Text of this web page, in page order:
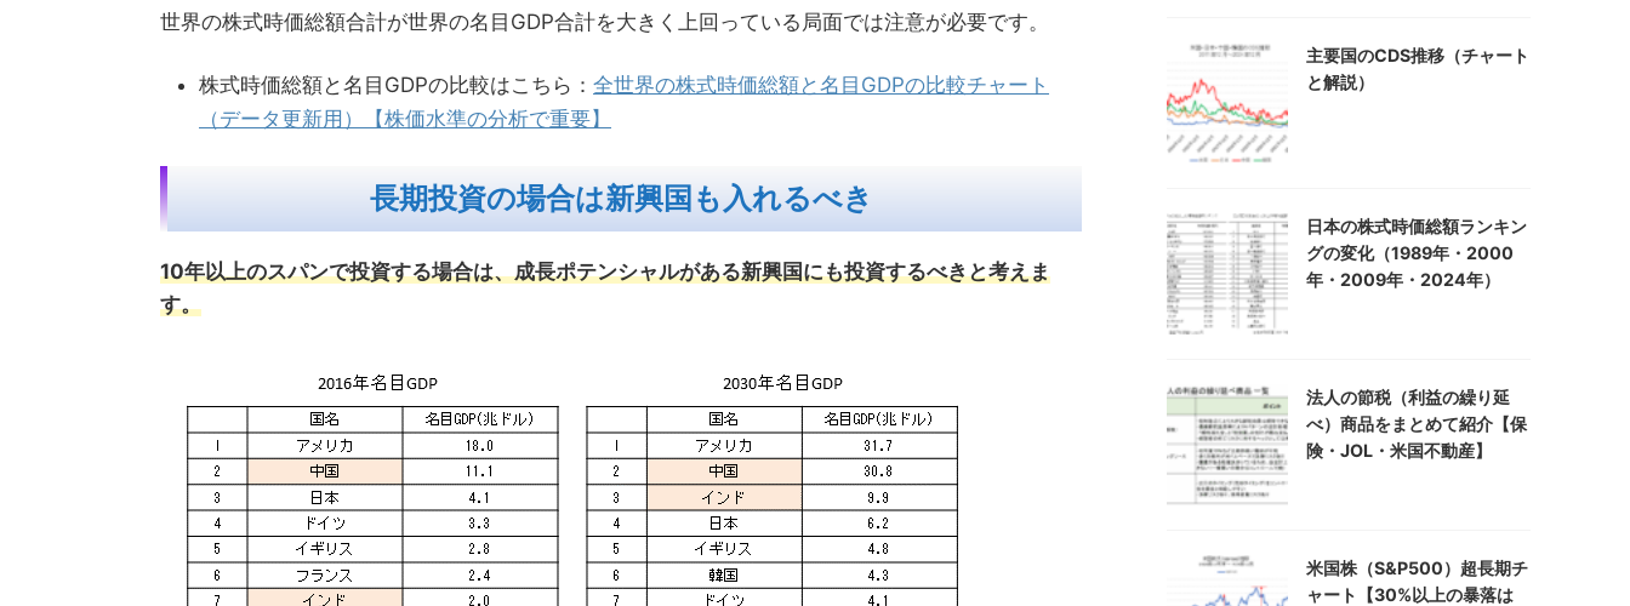
世界の株式時価総額合計が世界の名目GDP合計を大きく上回っている局面では注意が必要です。
株式時価総額と名目GDPの比較はこちら： 全世界の株式時価総額と名目GDPの比較チャート
（データ更新用）【株価水準の分析で重要】
長期投資の場合は新興国も入れるべき
10年以上のスパンで投資する場合は、成長ポテンシャルがある新興国にも投資するべきと考えま
す。
主要国のCDS推移（チャート
と解説）
日本の株式時価総額ランキン
グの変化（1989年・2000
年・2009年・2024年）
法人の節税（利益の繰り延
べ）商品をまとめて紹介【保
険・JOL・米国不動産】
米国株（S&P500）超長期チ
ャート【30%以上の暴落は